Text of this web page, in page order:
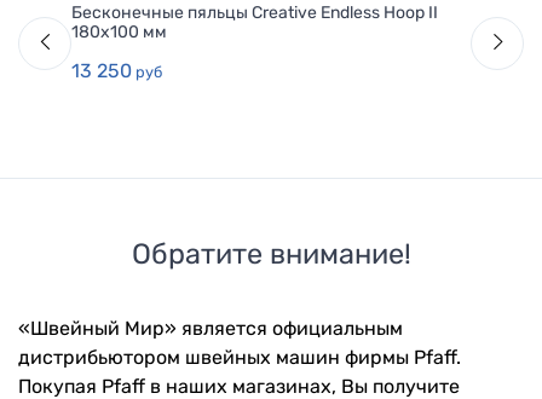
Бесконечные пяльцы Creative Endless Hoop II
180x100 мм
13 250 руб
Обратите внимание!
«Швейный Мир» является официальным
дистрибьютором швейных машин фирмы Pfaff.
Покупая Pfaff в наших магазинах, Вы получите